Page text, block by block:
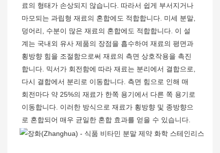
료의 형태가 손상되지 않습니다. 따라서 쉽게 부서지거나
마모되는 과립형 재료의 혼합에도 적합합니다. 미세 분말,
덩어리, 수분이 많은 재료의 혼합에도 적합합니다. 이 설
계는 국내외 유사 제품의 장점을 흡수하여 재료의 평면과
횡방향 힘을 조절함으로써 재료의 측면 상호작용을 촉진
합니다. 믹서가 회전함에 따라 재료는 분리에서 결합으로,
다시 결합에서 분리로 이동합니다. 측면 힘으로 인해 매
회전마다 약 25%의 재료가 한쪽 용기에서 다른 쪽 용기로
이동합니다. 이러한 방식으로 재료가 횡방향 및 종방향으
로 혼합되어 매우 균일한 혼합 효과를 얻을 수 있습니다.